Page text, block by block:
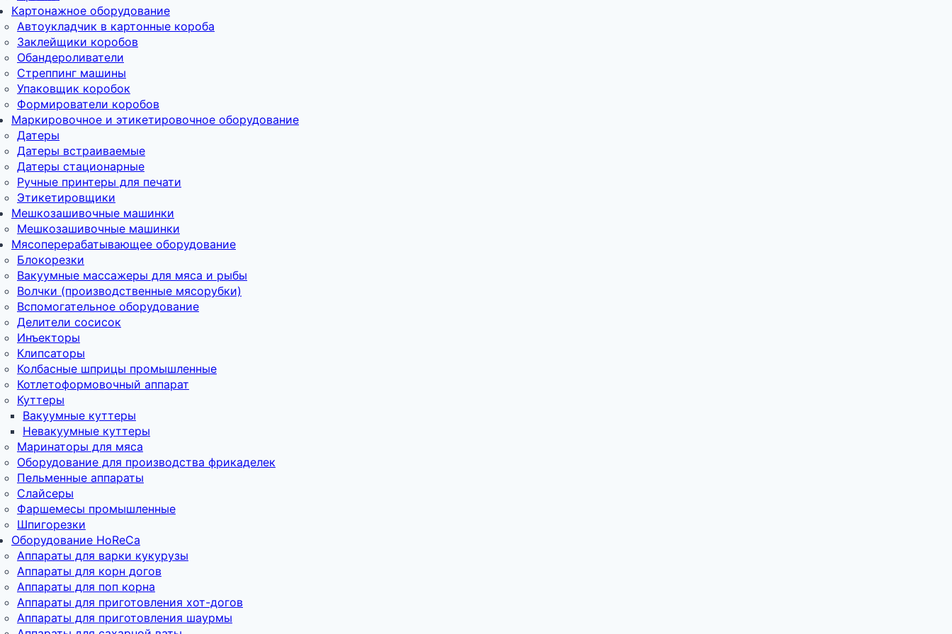
Картонажное оборудование
Автоукладчик в картонные короба
Заклейщики коробов
Обандероливатели
Стреппинг машины
Упаковщик коробок
Формирователи коробов
Маркировочное и этикетировочное оборудование
Датеры
Датеры встраиваемые
Датеры стационарные
Ручные принтеры для печати
Этикетировщики
Мешкозашивочные машинки
Мешкозашивочные машинки
Мясоперерабатывающее оборудование
Блокорезки
Вакуумные массажеры для мяса и рыбы
Волчки (производственные мясорубки)
Вспомогательное оборудование
Делители сосисок
Инъекторы
Клипсаторы
Колбасные шприцы промышленные
Котлетоформовочный аппарат
Куттеры
Вакуумные куттеры
Невакуумные куттеры
Маринаторы для мяса
Оборудование для производства фрикаделек
Пельменные аппараты
Слайсеры
Фаршемесы промышленные
Шпигорезки
Оборудование HoReCa
Аппараты для варки кукурузы
Аппараты для корн догов
Аппараты для поп корна
Аппараты для приготовления хот-догов
Аппараты для приготовления шаурмы